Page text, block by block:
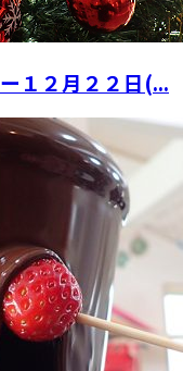
１２月２２日(...